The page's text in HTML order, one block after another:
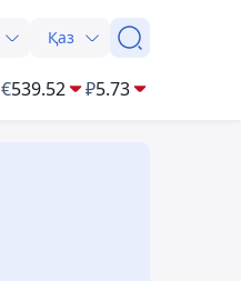
Қаз
€539.52 ₽5.73